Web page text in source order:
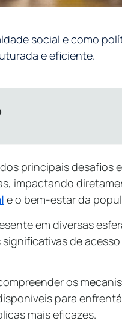
social e como
e eficiente.
principais desafios
impactando
e o bem-estar da
em diversas
de
os
para
mais eficazes.